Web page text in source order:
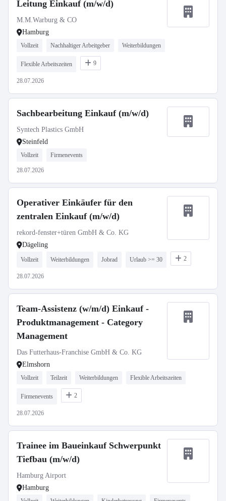
Leitung Einkauf (m/w/d)
M.M.Warburg & CO
Hamburg
Vollzeit Nachhaltiger Arbeitgeber Weiterbildungen
Flexible Arbeitszeiten 9
28.07.2026
Sachbearbeitung Einkauf (m/w/d)
Syntech Plastics GmbH
Steinfeld
Vollzeit Firmenevents
28.07.2026
Operativer Einkäufer für den
zentralen Einkauf (m/w/d)
rekord-fenster+türen GmbH & Co. KG
Dägeling
Vollzeit Weiterbildungen Jobrad Urlaub >= 30 2
28.07.2026
Team-Assistenz (w/m/d) Einkauf -
Produktmanagement - Category
Management
Das Futterhaus-Franchise GmbH & Co. KG
Elmshorn
Vollzeit Teilzeit Weiterbildungen Flexible Arbeitszeiten
Firmenevents 2
28.07.2026
Trainee im Baueinkauf Schwerpunkt
Tiefbau (m/w/d)
Hamburg Airport
Hamburg